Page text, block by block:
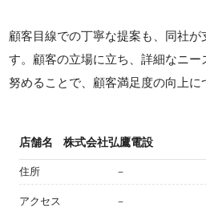
顧客目線での丁寧な提案も、同社
す。顧客の立場に立ち、詳細なニー
努めることで、顧客満足度の向上に
店舗名 株式会社弘鷹電設
住所 －
アクセス －